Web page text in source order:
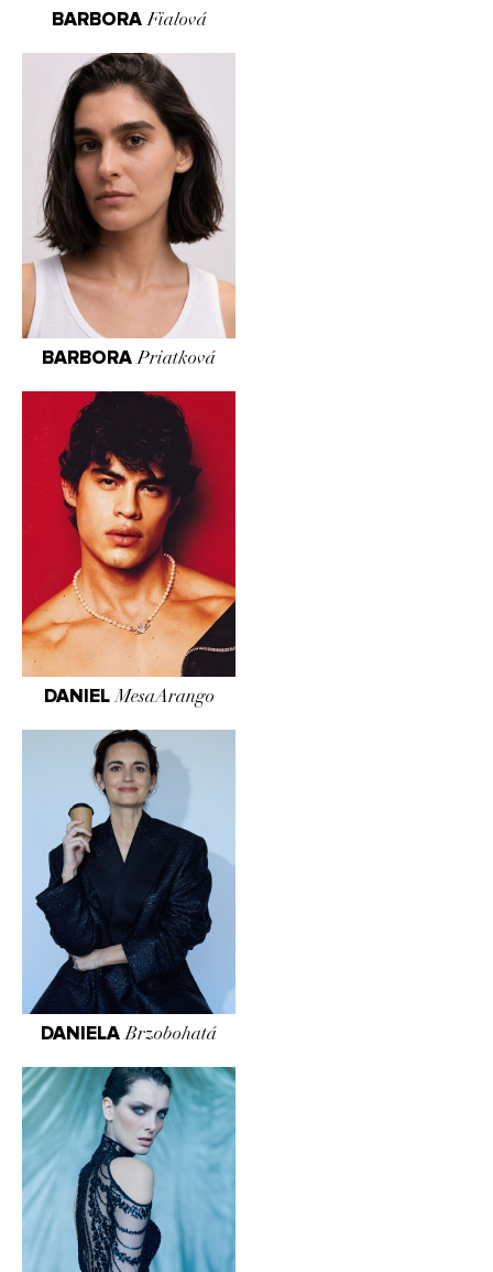
BARBORA Fialová
BARBORA Priatková
DANIEL MesaArango
DANIELA Brzobohatá